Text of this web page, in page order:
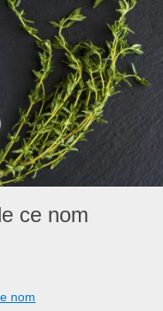
ce nom
nom